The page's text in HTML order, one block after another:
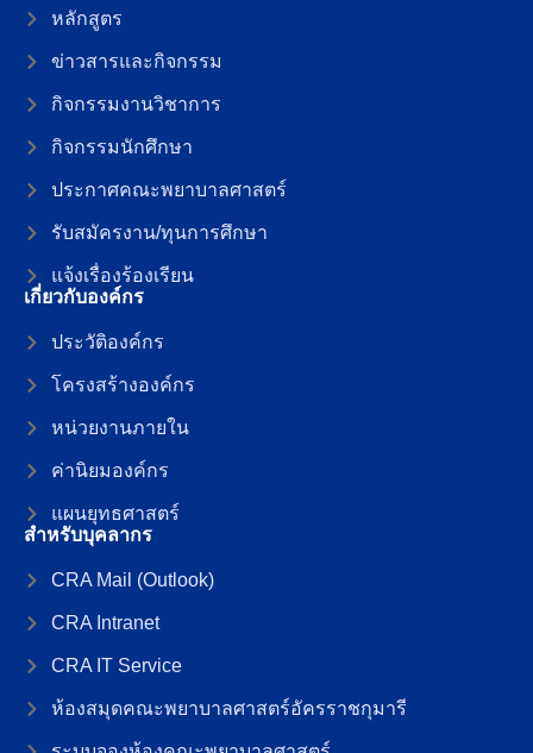
หลักสูตร
ข่าวสารและกิจกรรม
กิจกรรมงานวิชาการ
กิจกรรมนักศึกษา
ประกาศคณะพยาบาลศาสตร์
รับสมัครงาน/ทุนการศึกษา
แจ้งเรื่องร้องเรียน
เกี่ยวกับองค์กร
ประวัติองค์กร
โครงสร้างองค์กร
หน่วยงานภายใน
ค่านิยมองค์กร
แผนยุทธศาสตร์
สำหรับบุคลากร
CRA Mail (Outlook)
CRA Intranet
CRA IT Service
ห้องสมุดคณะพยาบาลศาสตร์อัครราชกุมารี